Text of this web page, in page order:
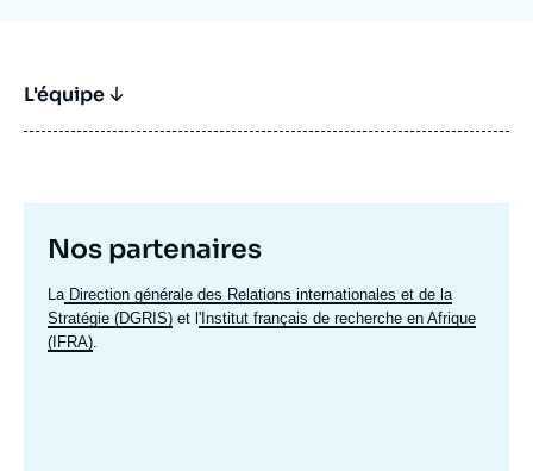
L'équipe
Titre
mis
en
avant
Nos partenaires
Texte
accroche
La Direction générale des Relations internationales et de la
Stratégie (DGRIS) et l 'Institut français de recherche en Afrique
(IFRA)